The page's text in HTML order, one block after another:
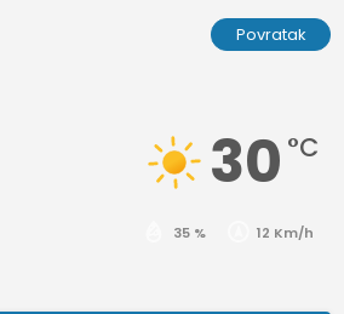
Povratak
30 °C
35 % 12 Km/h